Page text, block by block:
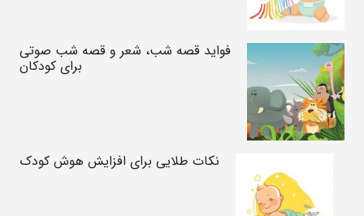
فواید قصه شب، شعر و قصه شب صوتی
برای کودکان
نکات طلایی برای افزایش هوش کودک